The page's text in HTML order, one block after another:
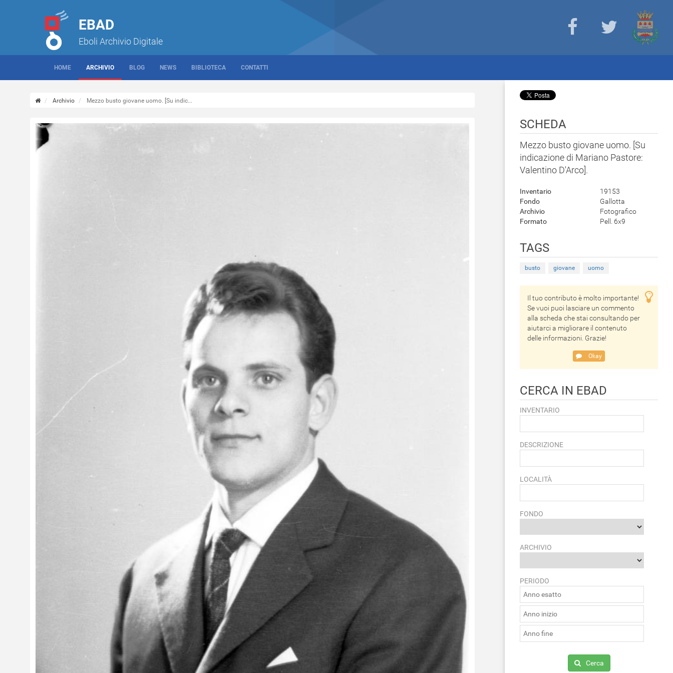
EBAD
Eboli Archivio Digitale
HOME ARCHIVIO BLOG NEWS BIBLIOTECA CONTATTI
Archivio Mezzo busto giovane uomo. [Su indic...
SCHEDA
Mezzo busto giovane uomo. [Su
indicazione di Mariano Pastore:
Valentino D'Arco].
Inventario
19153
Fondo
Gallotta
Archivio
Fotografico
Formato
Pell. 6x9
TAGS
busto giovane uomo
Il tuo contributo è molto importante!
Se vuoi puoi lasciare un commento
alla scheda che stai consultando per
aiutarci a migliorare il contenuto
delle informazioni. Grazie!
Okay
CERCA IN EBAD
INVENTARIO
DESCRIZIONE
LOCALITÀ
FONDO
ARCHIVIO
PERIODO
Cerca